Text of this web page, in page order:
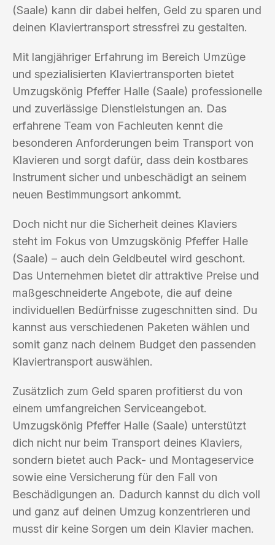
(Saale) kann dir dabei helfen, Geld zu sparen und
deinen Klaviertransport stressfrei zu gestalten.
Mit langjähriger Erfahrung im Bereich Umzüge
und spezialisierten Klaviertransporten bietet
Umzugskönig Pfeffer Halle (Saale) professionelle
und zuverlässige Dienstleistungen an. Das
erfahrene Team von Fachleuten kennt die
besonderen Anforderungen beim Transport von
Klavieren und sorgt dafür, dass dein kostbares
Instrument sicher und unbeschädigt an seinem
neuen Bestimmungsort ankommt.
Doch nicht nur die Sicherheit deines Klaviers
steht im Fokus von Umzugskönig Pfeffer Halle
(Saale) – auch dein Geldbeutel wird geschont.
Das Unternehmen bietet dir attraktive Preise und
maßgeschneiderte Angebote, die auf deine
individuellen Bedürfnisse zugeschnitten sind. Du
kannst aus verschiedenen Paketen wählen und
somit ganz nach deinem Budget den passenden
Klaviertransport auswählen.
Zusätzlich zum Geld sparen profitierst du von
einem umfangreichen Serviceangebot.
Umzugskönig Pfeffer Halle (Saale) unterstützt
dich nicht nur beim Transport deines Klaviers,
sondern bietet auch Pack- und Montageservice
sowie eine Versicherung für den Fall von
Beschädigungen an. Dadurch kannst du dich voll
und ganz auf deinen Umzug konzentrieren und
musst dir keine Sorgen um dein Klavier machen.